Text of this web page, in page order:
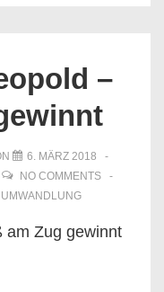
–
6. MÄRZ 2018
NO COMMENTS
UMWANDLUNG
am Zug gewinnt